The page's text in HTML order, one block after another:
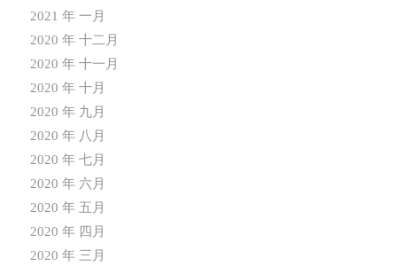
2021 年 一月
2020 年 十二月
2020 年 十一月
2020 年 十月
2020 年 九月
2020 年 八月
2020 年 七月
2020 年 六月
2020 年 五月
2020 年 四月
2020 年 三月